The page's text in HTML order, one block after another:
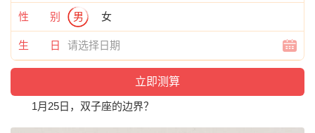
性 别 男 女
生 日
1月25日，双子座的边界？